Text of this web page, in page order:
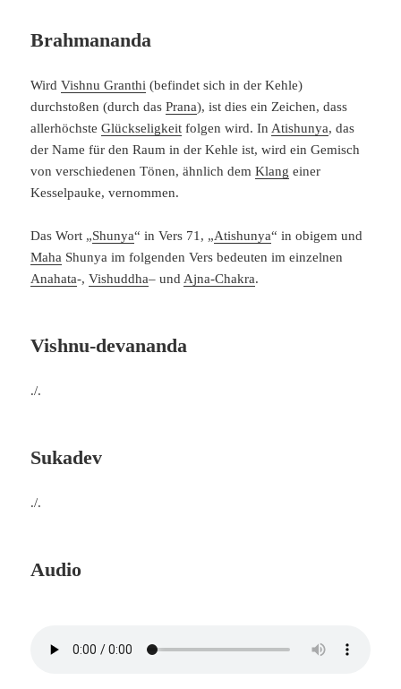
Brahmananda
WirdVishnu Granthi (befindet sich in der Kehle)
durchstoßen (durch dasPrana), ist dies ein Zeichen, dass
allerhöchsteGlückseligkeit folgen wird. InAtishunya, das
der Name für den Raum in der Kehle ist, wird ein Gemisch
von verschiedenen Tönen, ähnlich demKlang einer
Kesselpauke, vernommen.
Das Wort „Shunya“ in Vers 71, „Atishunya“ in obigem und
Maha Shunya im folgenden Vers bedeuten im einzelnen
Anahata-,Vishuddha– undAjna-Chakra.
Vishnu-devananda
./.
Sukadev
./.
Audio